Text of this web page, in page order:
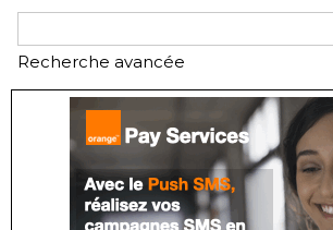
Recherche avancée